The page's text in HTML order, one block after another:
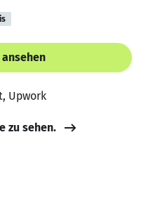
Upwork
zu sehen.